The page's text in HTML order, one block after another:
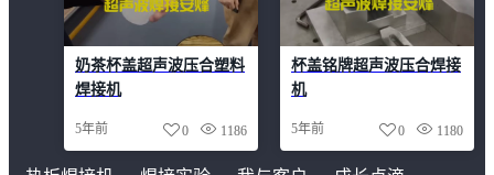
奶茶杯盖超声波压合塑料
焊接机
5年前 1186
0
杯盖铭牌超声波压合焊接
机
5年前 1180
0